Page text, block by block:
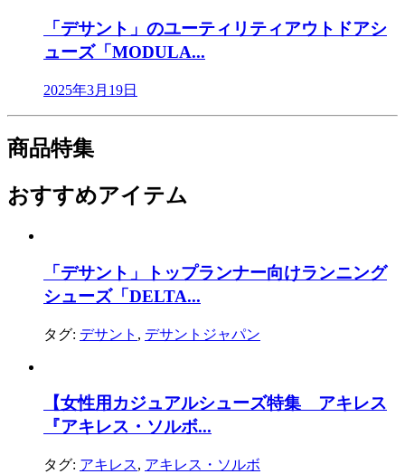
「デサント」のユーティリティアウトドアシ
ューズ「MODULA...
2025年3月19日
商品特集
おすすめアイテム
「デサント」トップランナー向けランニング
シューズ「DELTA...
タグ: デサント , デサントジャパン
【女性用カジュアルシューズ特集 アキレス
『アキレス・ソルボ...
タグ: アキレス, アキレス・ソルボ